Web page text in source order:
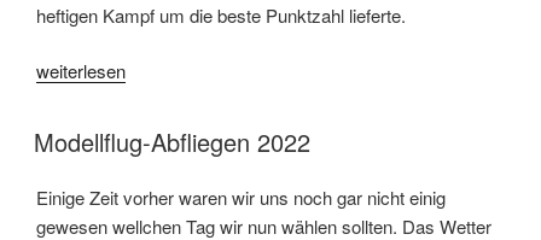
heftigen Kampf um die beste Punktzahl lieferte.
„29. Pokalfliegen ist Geschichte“
weiterlesen
VERÖFFENTLICHT AM
Modellflug-Abfliegen 2022
Einige Zeit vorher waren wir uns noch gar nicht einig
gewesen wellchen Tag wir nun wählen sollten. Das Wetter